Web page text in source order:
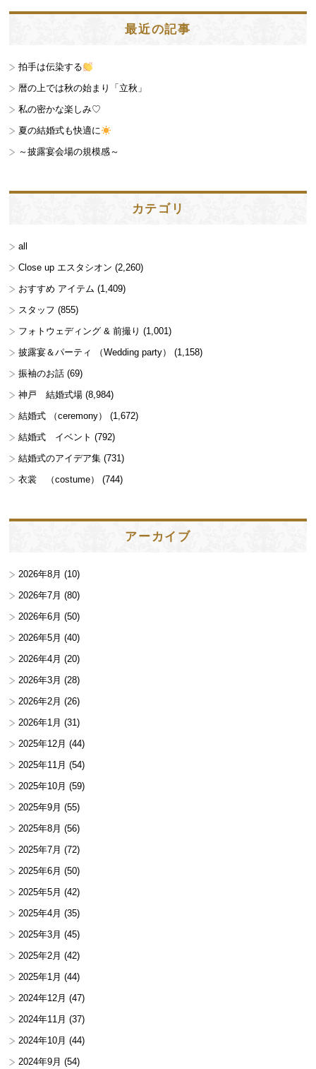
最近の記事
拍手は伝染する
暦の上では秋の始まり「立秋」
私の密かな楽しみ♡
夏の結婚式も快適に
～披露宴会場の規模感～
カテゴリ
all
Close up エスタシオン (2,260)
おすすめ アイテム (1,409)
スタッフ (855)
フォトウェディング & 前撮り (1,001)
披露宴＆パーティ （Wedding party）
(1,158)
振袖のお話 (69)
神戸 結婚式場 (8,984)
結婚式 （ceremony）
(1,672)
結婚式 イベント (792)
結婚式のアイデア集 (731)
衣裳 （costume）
(744)
アーカイブ
2026年8月 (10)
2026年7月 (80)
2026年6月 (50)
2026年5月 (40)
2026年4月 (20)
2026年3月 (28)
2026年2月 (26)
2026年1月 (31)
2025年12月 (44)
2025年11月 (54)
2025年10月 (59)
2025年9月 (55)
2025年8月 (56)
2025年7月 (72)
2025年6月 (50)
2025年5月 (42)
2025年4月 (35)
2025年3月 (45)
2025年2月 (42)
2025年1月 (44)
2024年12月 (47)
2024年11月 (37)
2024年10月 (44)
2024年9月 (54)